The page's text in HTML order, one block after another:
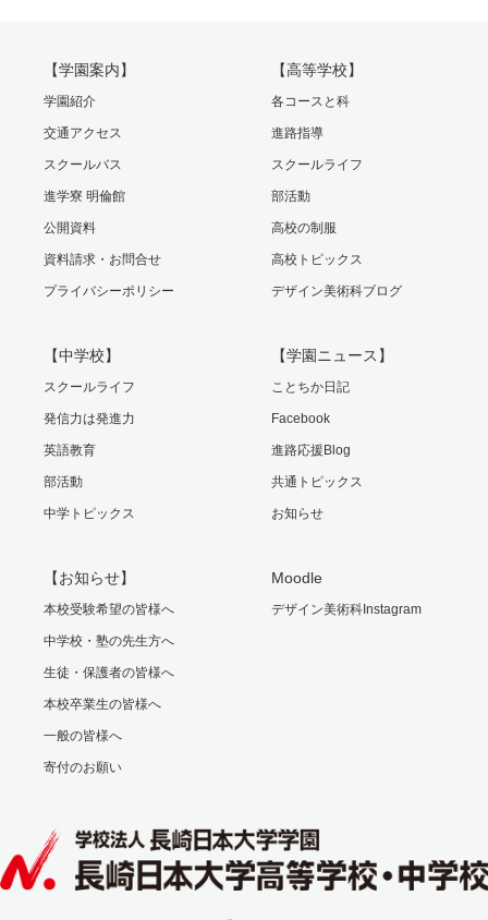
【学園案内】
学園紹介
交通アクセス
スクールバス
進学寮 明倫館
公開資料
資料請求・お問合せ
プライバシーポリシー
【高等学校】
各コースと科
進路指導
スクールライフ
部活動
高校の制服
高校トピックス
デザイン美術科ブログ
【中学校】
スクールライフ
発信力は発進力
英語教育
部活動
中学トピックス
【学園ニュース】
ことちか日記
Facebook
進路応援Blog
共通トピックス
お知らせ
【お知らせ】
本校受験希望の皆様へ
中学校・塾の先生方へ
生徒・保護者の皆様へ
本校卒業生の皆様へ
一般の皆様へ
寄付のお願い
Moodle
デザイン美術科Instagram